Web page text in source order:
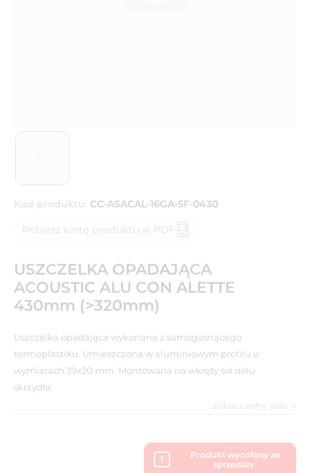
Kod produktu: CC-ASACAL-16GA-5F-0430
Pobierz kartę produktu w PDF
USZCZELKA OPADAJĄCA
ACOUSTIC ALU CON ALETTE
430mm (>320mm)
Uszczelka opadająca wykonana z samogasnącego
termoplastiku. Umieszczona w aluminiowym profilu o
wymiarach 39x20 mm. Montowana na wkręty od dołu
skrzydła.
Zobacz pełny opis
Produkt wycofany ze
sprzedaży.